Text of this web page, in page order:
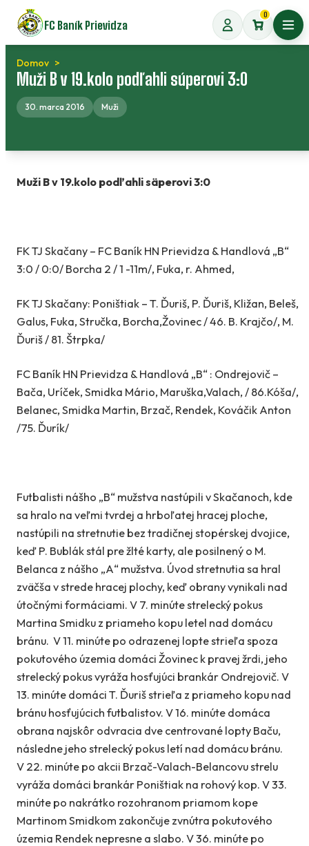
Preskočiť
na
obsah
FC Baník Prievidza
0
Domov
Muži B v 19.kolo podľahli súperovi 3:0
30. marca 2016 Muži
Muži B v 19.kolo podľahli säperovi 3:0
FK TJ Skačany – FC Baník HN Prievidza & Handlová „B“
3:0 / 0:0/ Borcha 2 / 1 -11m/, Fuka, r. Ahmed,
FK TJ Skačany: Poništiak – T. Ďuriš, P. Ďuriš, Kližan, Beleš,
Galus, Fuka, Stručka, Borcha,Žovinec / 46. B. Krajčo/, M.
Ďuriš / 81. Štrpka/
FC Baník HN Prievidza & Handlová „B“ : Ondrejovič –
Bača, Uríček, Smidka Mário, Maruška,Valach, / 86.Kóša/,
Belanec, Smidka Martin, Brzač, Rendek, Kováčik Anton
/75. Ďurík/
Futbalisti nášho „B“ mužstva nastúpili v Skačanoch, kde
sa hralo na veľmi tvrdej a hrboľatej hracej ploche,
nastúpili na stretnutie bez tradičnej stopérskej dvojice,
keď P. Bublák stál pre žlté karty, ale posilnený o M.
Belanca z nášho „A“ mužstva. Úvod stretnutia sa hral
zväčša v strede hracej plochy, keď obrany vynikali nad
útočnými formáciami. V 7. minúte strelecký pokus
Martina Smidku z priameho kopu letel nad domácu
bránu. V 11. minúte po odrazenej lopte strieľa spoza
pokutového územia domáci Žovinec k pravej žrdi, jeho
strelecký pokus vyráža hosťujúci brankár Ondrejovič. V
13. minúte domáci T. Ďuriš strieľa z priameho kopu nad
bránu hosťujúcich futbalistov. V 16. minúte domáca
obrana najskôr odvracia dve centrované lopty Baču,
následne jeho strelecký pokus letí nad domácu bránu.
V 22. minúte po akcii Brzač-Valach-Belancovu strelu
vyráža domáci brankár Poništiak na rohový kop. V 33.
minúte po nakrátko rozohranom priamom kope
Martinom Smidkom zakončuje zvnútra pokutového
územia Rendek nepresne a slabo. V 36. minúte po